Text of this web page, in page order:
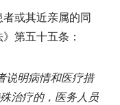
或其近亲属的同
第五十五条：
说明病情和医疗措
治疗的，医务人员